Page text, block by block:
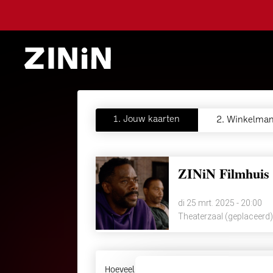
1. Jouw kaarten 2.
ZINiN Filmhuis -
di 25 mrt. 2025 - 20:00
Theaterzaal (geplaceerd)
Hoeveel kaarten wil je bestellen?